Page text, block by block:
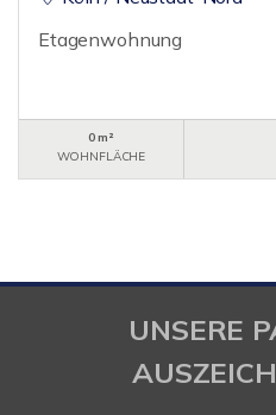
Etagenwohnung
0 m²
WOHNFLÄCHE
UNSERE